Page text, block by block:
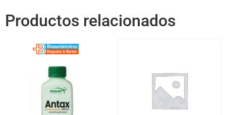
Productos relacionados